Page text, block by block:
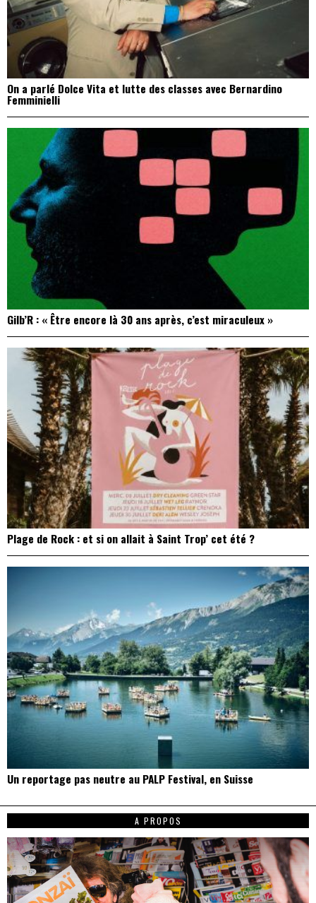
On a parlé Dolce Vita et lutte des classes avec Bernardino
Femminielli
Gilb’R : « Être encore là 30 ans après, c’est miraculeux »
Plage de Rock : et si on allait à Saint Trop’ cet été ?
Un reportage pas neutre au PALP Festival, en Suisse
A PROPOS